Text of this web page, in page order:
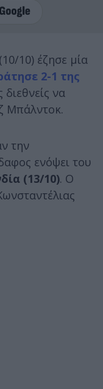
10) έζησε μία
2-1 της
διεθνείς να
Μπάλντοκ.
την
ενόψει του
(13/10). Ο